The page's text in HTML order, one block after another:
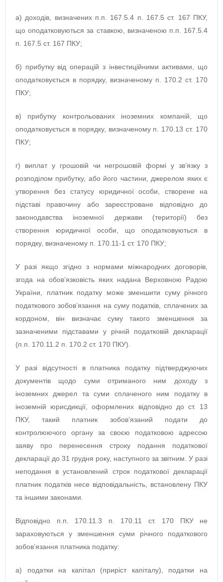
а) доходів, визначених п.п. 167.5.4 п. 167.5 ст. 167 ПКУ,
що оподатковуються за ставкою, визначеною п.п. 167.5.4
п. 167.5 ст. 167 ПКУ;
б) прибутку від операцій з інвестиційними активами, що
оподатковується в порядку, визначеному п. 170.2 ст. 170
ПКУ;
в) прибутку контрольованих іноземних компаній, що
оподатковується в порядку, визначеному п. 170.13 ст. 170
ПКУ;
г) виплат у грошовій чи негрошовій формі у зв’язку з
розподілом прибутку, або його частини, джерелом яких є
утворення без статусу юридичної особи, створене на
підставі правочину або зареєстроване відповідно до
законодавства іноземної держави (території) без
створення юридичної особи, що оподатковуються в
порядку, визначеному п. 170.11-1 ст. 170 ПКУ;
У разі якщо згідно з нормами міжнародних договорів,
згода на обов’язковість яких надана Верховною Радою
України, платник податку може зменшити суму річного
податкового зобов’язання на суму податків, сплачених за
кордоном, він визначає суму такого зменшення за
зазначеними підставами у річній податковій декларації
(п.п. 170.11.2 п. 170.2 ст. 170 ПКУ).
У разі відсутності в платника податку підтверджуючих
документів щодо суми отриманого ним доходу з
іноземних джерел та суми сплаченого ним податку в
іноземній юрисдикції, оформлених відповідно до ст. 13
ПКУ, такий платник зобов’язаний подати до
контролюючого органу за своєю податковою адресою
заяву про перенесення строку подання податкової
декларації до 31 грудня року, наступного за звітним. У разі
неподання в установлений строк податкової декларації
платник податків несе відповідальність, встановлену ПКУ
та іншими законами.
Відповідно п.п. 170.11.3 п. 170.11 ст. 170 ПКУ не
зараховуються у зменшення суми річного податкового
зобов’язання платника податку:
а) податки на капітал (приріст капіталу), податки на